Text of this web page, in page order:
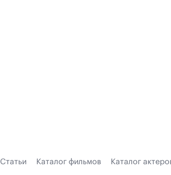
Статьи Каталог фильмов Каталог